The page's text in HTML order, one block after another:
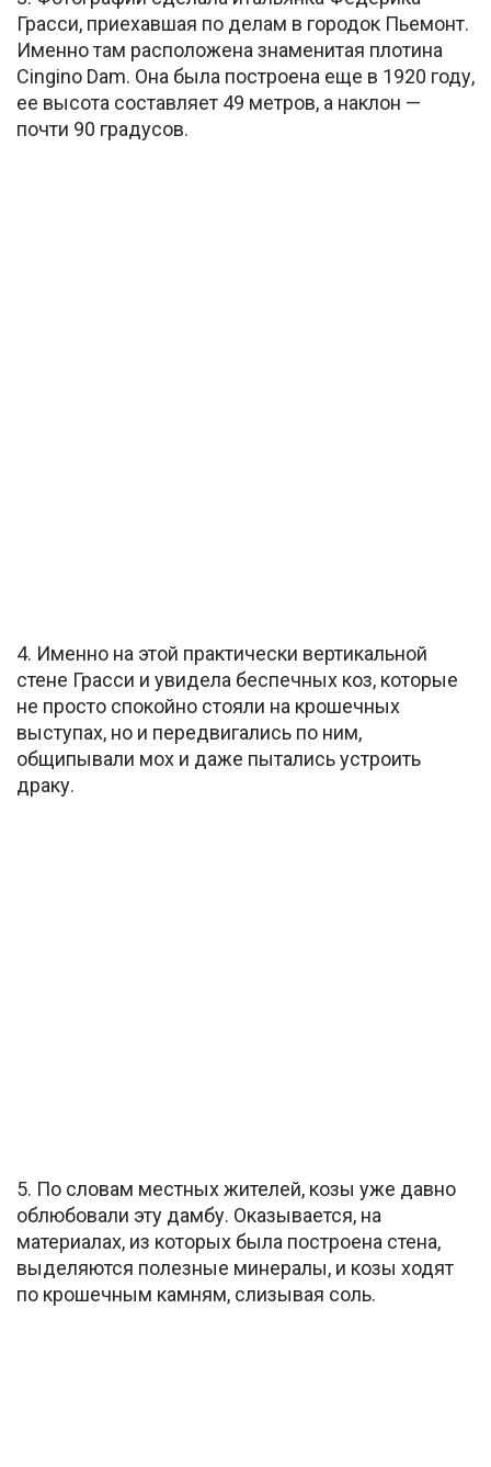
Грасси, приехавшая по делам в городок Пьемонт.
Именно там расположена знаменитая плотина
Cingino Dam. Она была построена еще в 1920 году,
ее высота составляет 49 метров, а наклон —
почти 90 градусов.
4. Именно на этой практически вертикальной
стене Грасси и увидела беспечных коз, которые
не просто спокойно стояли на крошечных
выступах, но и передвигались по ним,
общипывали мох и даже пытались устроить
драку.
5. По словам местных жителей, козы уже давно
облюбовали эту дамбу. Оказывается, на
материалах, из которых была построена стена,
выделяются полезные минералы, и козы ходят
по крошечным камням, слизывая соль.